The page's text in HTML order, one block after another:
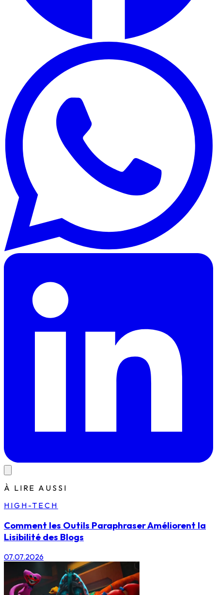
À LIRE AUSSI
HIGH-TECH
Comment les Outils Paraphraser Améliorent la
Lisibilité des Blogs
07.07.2026